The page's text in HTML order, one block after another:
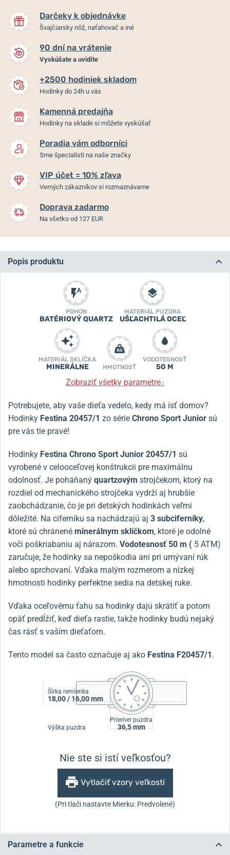
Festina Retro 16573/3
Skladom
Darčeky k objednávke
Švajčiarsky nôž, naťahovač a iné
90 dní na vrátenie
Vyskúšate a uvidíte
+2500 hodiniek skladom
Hodinky do 24h u vás
Kamenná predajňa
Hodinky na sklade si môžete vyskúšať
Poradia vám odborníci
Sme špecialisti na naše značky
VIP účet = 10% zľava
Verných zákazníkov si rozmaznávame
Doprava zadarmo
Na všetko od 127 EUR
Popis produktu
POHON
BATÉRIOVÝ QUARTZ
MATERIÁL PUZDRA
UŠĽACHTILÁ OCEĽ
MATERIÁL SKLÍČKA
MINERÁLNE HMOTNOSŤ
VODOTESNOSŤ
50 M
Zobraziť všetky parametre↓
Potrebujete, aby vaše dieťa vedelo, kedy má ísť domov?
Hodinky Festina 20457/1 zo série Chrono Sport Junior sú
pre vás tie pravé!
Hodinky Festina Chrono Sport Junior 20457/1 sú
vyrobené v celooceľovej konštrukcii pre maximálnu
odolnosť. Je poháňaný quartzovým strojčekom, ktorý na
rozdiel od mechanického strojčeka vydrží aj hrubšie
zaobchádzanie, čo je pri detských hodinkách veľmi
dôležité. Na ciferníku sa nachádzajú aj 3 subciferníky,
ktoré sú chránené minerálnym sklíčkom, ktoré je odolné
voči poškriabaniu aj nárazom. Vodotesnosť 50 m ( 5 ATM)
zaručuje, že hodinky sa nepoškodia ani pri umývaní rúk
alebo sprchovaní. Vďaka malým rozmerom a nízkej
hmotnosti hodinky perfektne sedia na detskej ruke.
Vďaka oceľovému ťahu sa hodinky dajú skrátiť a potom
opäť predĺžiť, keď dieťa rastie, takže hodinky budú nejaký
čas rásť s vaším dieťaťom.
Tento model sa často označuje aj ako Festina F20457/1.
Šírka remienka
18,00 / 16,00 mm
Výška puzdra
Priemer puzdra
36,5 mm
Nie ste si istí veľkosťou?
Vytlačiť vzory veľkostí
(Pri tlači nastavte Mierku: Predvolené)
Parametre a funkcie